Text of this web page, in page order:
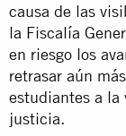
causa de las
la Fiscalía
en riesgo los
retrasar aún
estudiantes a la
justicia.